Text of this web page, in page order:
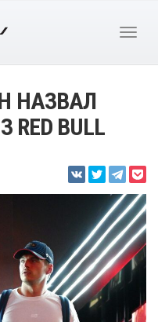
НАЗВАЛ
BULL